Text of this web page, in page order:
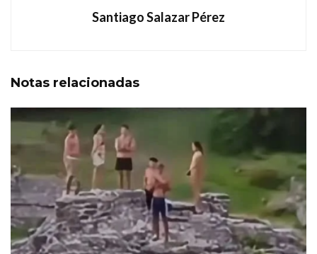
Santiago Salazar Pérez
Notas relacionadas